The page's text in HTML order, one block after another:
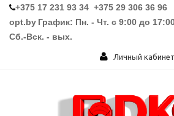
+375 17 231 93 34 +375 29 306 36 96
opt.by График: Пн. - Чт. с 9:00 до
Сб.-Вск. - вых.
Личный кабинет